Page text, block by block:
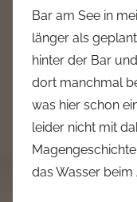
Bar am See in
länger als
hinter der Bar
dort manchmal
was hier schon
leider nicht mit
das Wasser